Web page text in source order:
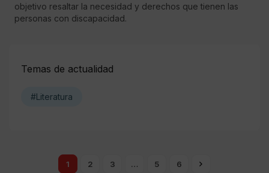
objetivo resaltar la necesidad y derechos que tienen las
personas con discapacidad.
Temas de actualidad
#Literatura
1 2 3 … 5 6